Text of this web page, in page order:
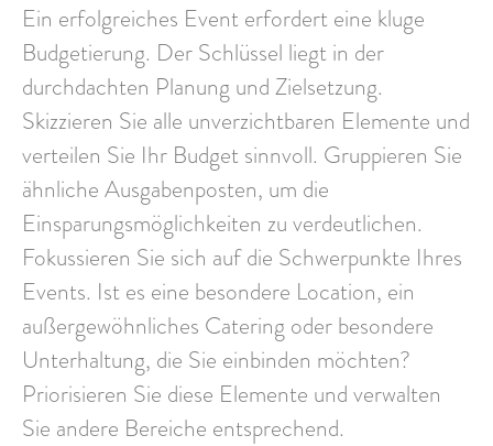
Ein erfolgreiches Event erfordert eine kluge
Budgetierung. Der Schlüssel liegt in der
durchdachten Planung und Zielsetzung.
Skizzieren Sie alle unverzichtbaren Elemente und
verteilen Sie Ihr Budget sinnvoll. Gruppieren Sie
ähnliche Ausgabenposten, um die
Einsparungsmöglichkeiten zu verdeutlichen.
Fokussieren Sie sich auf die Schwerpunkte Ihres
Events. Ist es eine besondere Location, ein
außergewöhnliches Catering oder besondere
Unterhaltung, die Sie einbinden möchten?
Priorisieren Sie diese Elemente und verwalten
Sie andere Bereiche entsprechend.